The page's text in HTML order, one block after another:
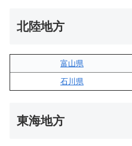
北陸地方
富山県
石川県
東海地方